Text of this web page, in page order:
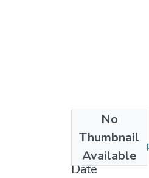
No
Thumbnail
Available
Date